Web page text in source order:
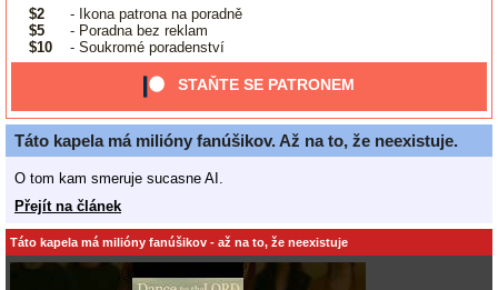
$2
- Ikona patrona na poradně
$5
- Poradna bez reklam
$10
- Soukromé poradenství
STAŇTE SE PATRONEM
Táto kapela má milióny fanúšikov. Až na to, že neexistuje.
O tom kam smeruje sucasne AI.
Přejít na článek
Táto kapela má milióny fanúšikov - až na to, že neexistuje